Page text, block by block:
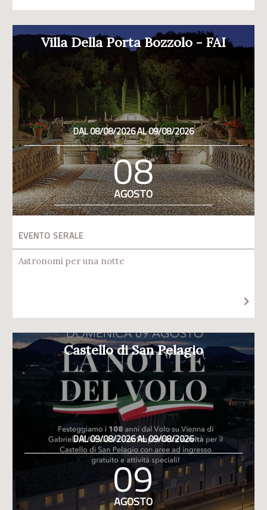
Villa Della Porta Bozzolo - FAI
DAL 08/08/2026 AL 09/08/2026
08
AGOSTO
EVENTO SERALE
Astronomi per una notte
Castello di San Pelagio
DAL 09/08/2026 AL 09/08/2026
09
AGOSTO